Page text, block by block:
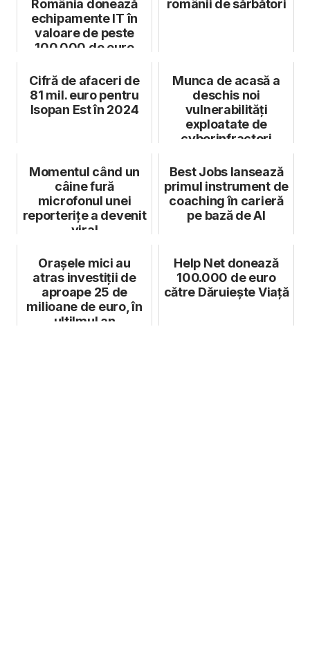
România donează
echipamente IT în
valoare de peste
100.000 de euro
românii de sărbători
Cifră de afaceri de
81 mil. euro pentru
Isopan Est în 2024
Munca de acasă a
deschis noi
vulnerabilități
exploatate de
cyberinfractori
Momentul când un
câine fură
microfonul unei
reporterițe a devenit
viral
Best Jobs lansează
primul instrument de
coaching în carieră
pe bază de AI
Orașele mici au
atras investiții de
aproape 25 de
milioane de euro, în
ultilmul an
Help Net donează
100.000 de euro
către Dăruiește Viață